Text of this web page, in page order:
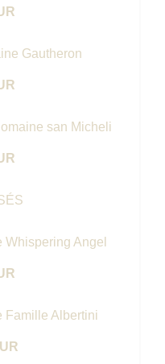
Gautheron
san Micheli
Angel
Famille Albertini